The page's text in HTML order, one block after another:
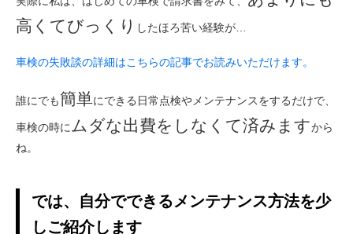
高くてびっくり したほろ苦い経験が…
車検の失敗談の詳細はこちらの記事でお読みいただけます。
誰にでも簡単にできる日常点検やメンテナンスをするだけで、
車検の時に ムダな出費をしなくて済みますから
ね。
では、自分でできるメンテナンス方法を少
しご紹介します